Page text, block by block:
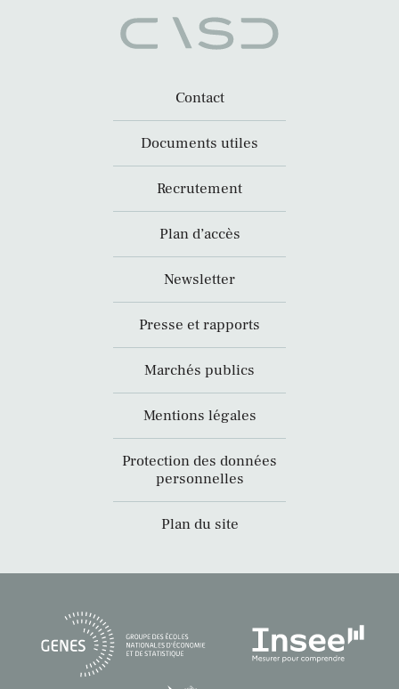
Contact
Documents utiles
Recrutement
Plan d’accès
Newsletter
Presse et rapports
Marchés publics
Mentions légales
Protection des données
personnelles
Plan du site